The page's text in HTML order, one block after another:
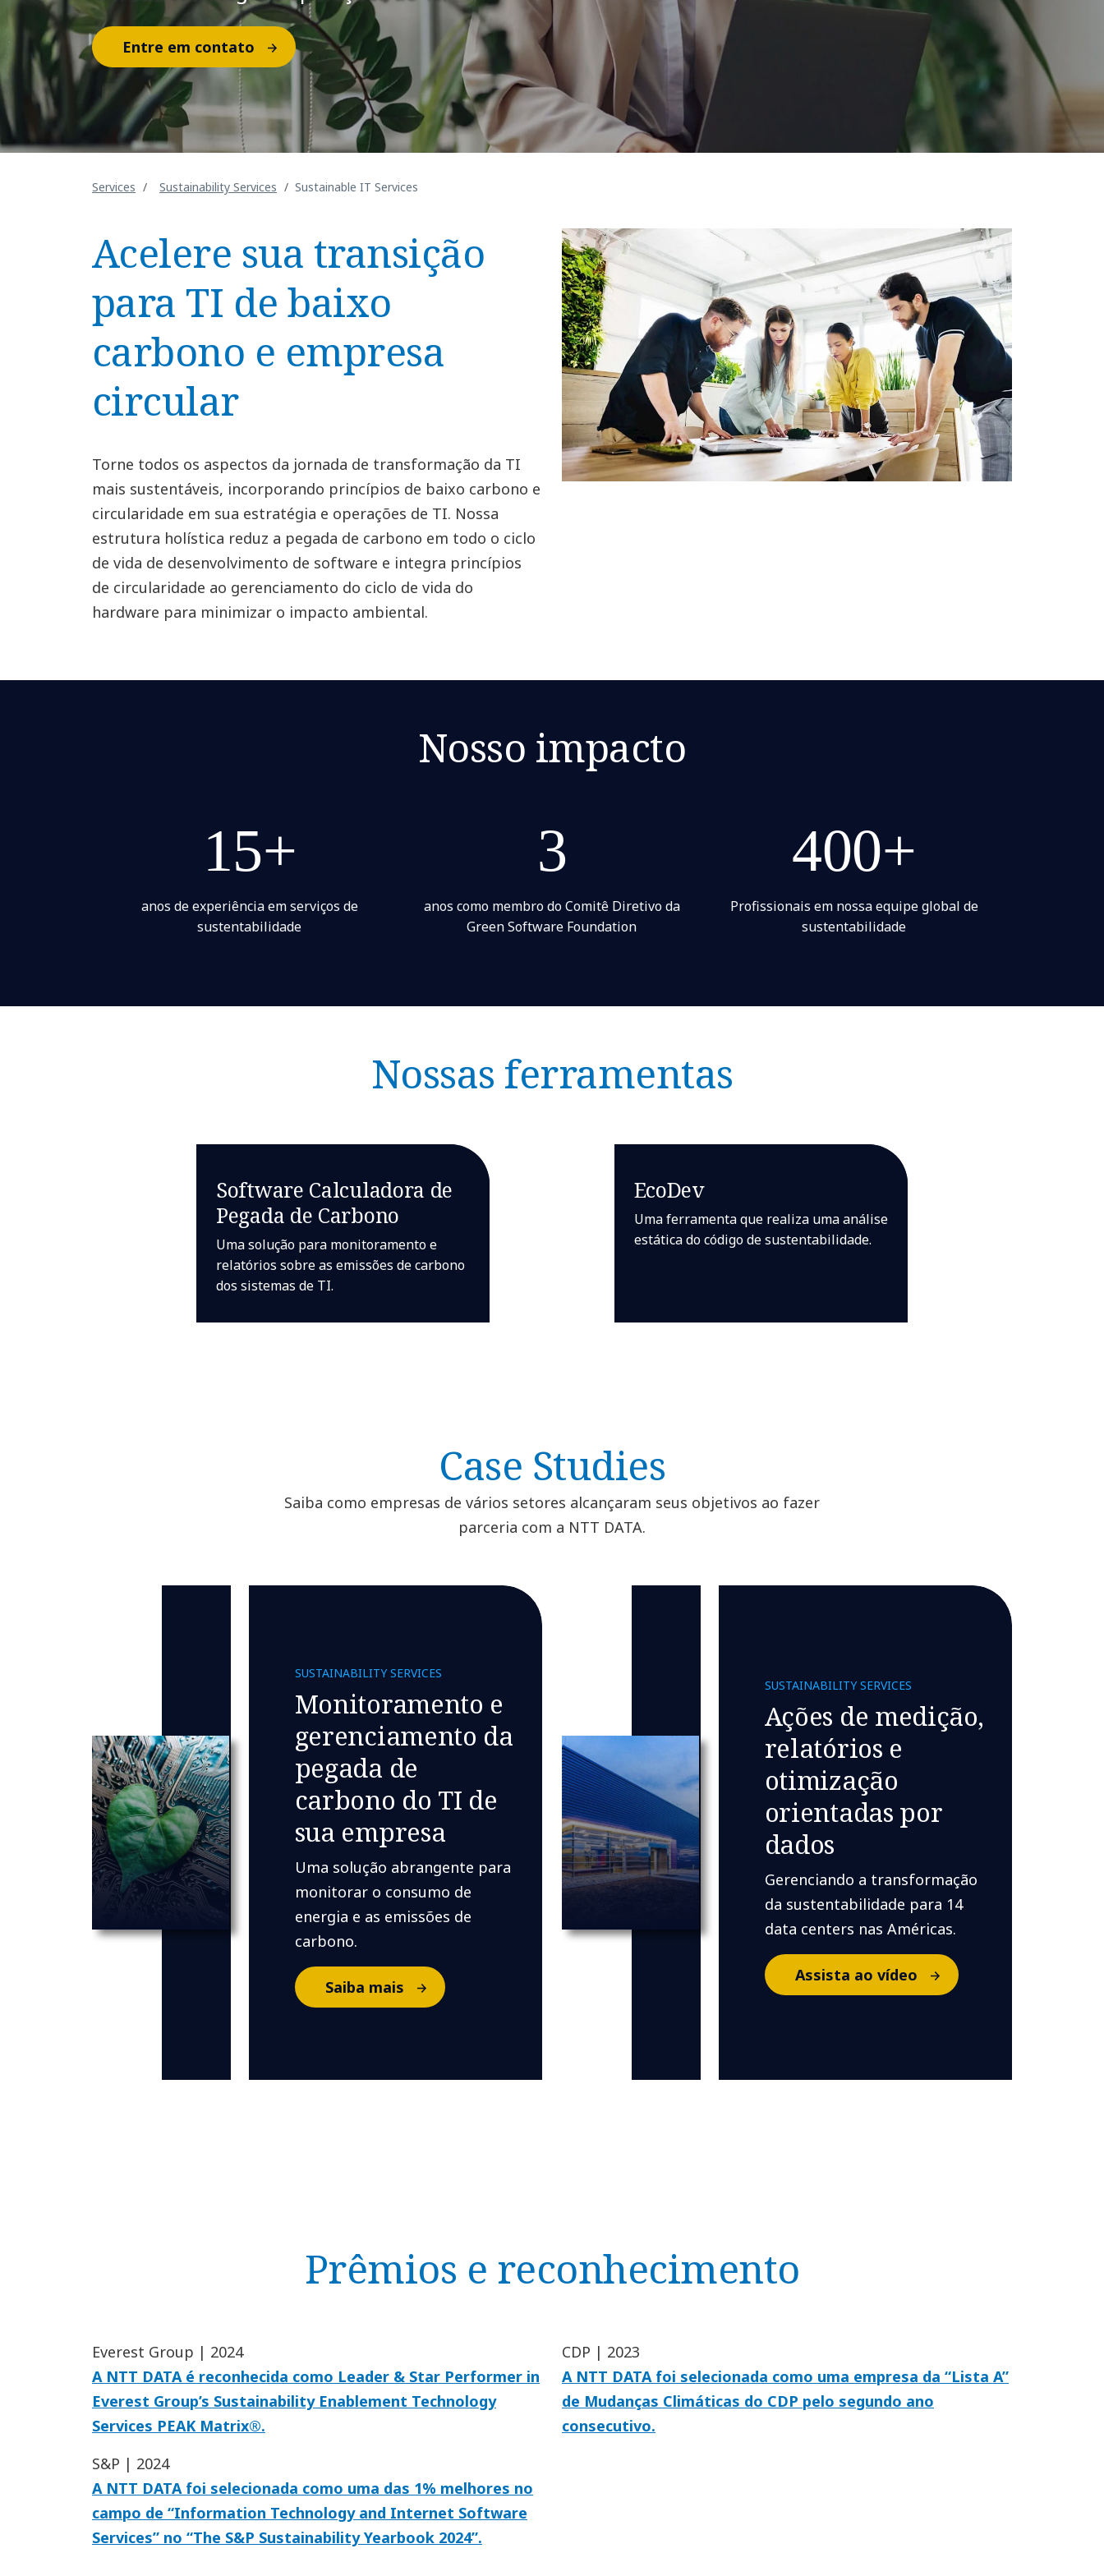
Entre em contato
Services Sustainability Services Sustainable IT Services
Acelere sua transição
para TI de baixo
carbono e empresa
circular
Torne todos os aspectos da jornada de transformação da TI
mais sustentáveis, incorporando princípios de baixo carbono e
circularidade em sua estratégia e operações de TI. Nossa
estrutura holística reduz a pegada de carbono em todo o ciclo
de vida de desenvolvimento de software e integra princípios
de circularidade ao gerenciamento do ciclo de vida do
hardware para minimizar o impacto ambiental.
Nosso impacto
15+
anos de experiência em serviços de
sustentabilidade
3
anos como membro do Comitê Diretivo da
Green Software Foundation
400+
Profissionais em nossa equipe global de
sustentabilidade
Nossas ferramentas
Software Calculadora de
Pegada de Carbono
Uma solução para monitoramento e
relatórios sobre as emissões de carbono
dos sistemas de TI.
EcoDev
Uma ferramenta que realiza uma análise
estática do código de sustentabilidade.
Case Studies
Saiba como empresas de vários setores alcançaram seus objetivos ao fazer
parceria com a NTT DATA.
SUSTAINABILITY SERVICES
Monitoramento e
gerenciamento da
pegada de
carbono do TI de
sua empresa
Uma solução abrangente para
monitorar o consumo de
energia e as emissões de
carbono.
Saiba mais
SUSTAINABILITY SERVICES
Ações de medição,
relatórios e
otimização
orientadas por
dados
Gerenciando a transformação
da sustentabilidade para 14
data centers nas Américas.
Assista ao vídeo
Prêmios e reconhecimento
Everest Group | 2024
A NTT DATA é reconhecida como Leader & Star Performer in
Everest Group’s Sustainability Enablement Technology
Services PEAK Matrix®.
S&P | 2024
A NTT DATA foi selecionada como uma das 1% melhores no
campo de “Information Technology and Internet Software
Services” no “The S&P Sustainability Yearbook 2024”.
CDP | 2023
A NTT DATA foi selecionada como uma empresa da “Lista A”
de Mudanças Climáticas do CDP pelo segundo ano
consecutivo.